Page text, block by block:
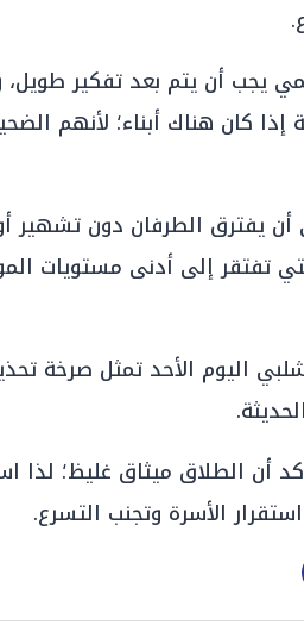
يجب أن يتم بعد تفكير طويل،
كان هناك أبناء؛ لأنهم
أن يفترق الطرفان دون تشهير
تفتقر إلى أدنى مستويات
اليوم الأحد تمثل صرخة
أن الطلاق ميثاق غليظ؛ لذا
الأسرة وتجنب التسرع.